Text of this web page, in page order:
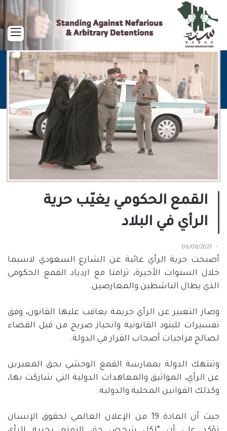
القمع الحكومي يغيّب حرية
الرأي في البلاد
06/08/2021
أصبحت حرية الرأي غائبة عن الشارع السعودي لاسيما
خلال السنوات الأخيرة، تزامنا مع ازدياد القمع الحكومي
الذي يطال الناشطين والمعارضين.
وصار التعبير عن الرأي جريمة يعاقب عليها القانون، وفق
تفسيرات للبنود القانونية وانحياز صريح من قبل القضاء
لصالح مزاجيات أصحاب القرار في الدولة.
وتنتهك الدولة بممارسة القمع الوحشي بحق المعبرين
عن الرأي، المواثيق والمعاهدات الدولية التي شاركت بها،
وكذلك القوانين المحلية والدولية.
حيث أن المادة 19 من الإعلان العالمي لحقوق الإنسان